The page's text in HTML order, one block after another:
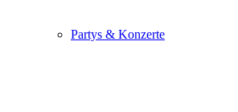
Partys & Konzerte